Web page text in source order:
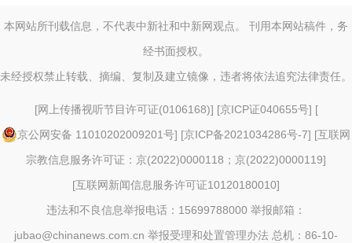
本网站所刊载信息，不代表中新社和中新网观点。 刊用本网站稿件，务
经书面授权。
未经授权禁止转载、摘编、复制及建立镜像，违者将依法追究法律责任。
[网上传播视听节目许可证(0106168)] [京ICP证040655号] [
京公网安备 11010202009201号] [京ICP备2021034286号-7] [互联网
宗教信息服务许可证：京(2022)0000118；京(2022)0000119]
[互联网新闻信息服务许可证10120180010]
违法和不良信息举报电话：15699788000 举报邮箱：
jubao@chinanews.com.cn 举报受理和处置管理办法 总机：86-10-